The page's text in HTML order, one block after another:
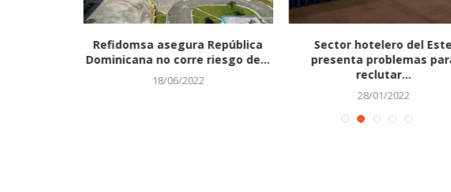
Refidomsa asegura República
Dominicana no corre riesgo de...
18/06/2022
Sector hotelero del Este
presenta problemas para
reclutar...
28/01/2022